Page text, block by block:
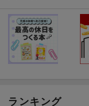
ランキング